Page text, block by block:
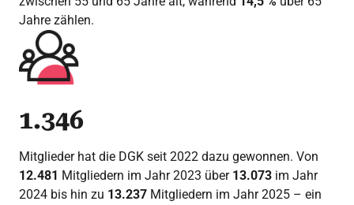
Jahre zählen.
1.346
Mitglieder hat die DGK seit 2022 dazu gewonnen. Von
12.481 Mitgliedern im Jahr 2023 über 13.073 im Jahr
2024 bis hin zu 13.237 Mitgliedern im Jahr 2025 – ein